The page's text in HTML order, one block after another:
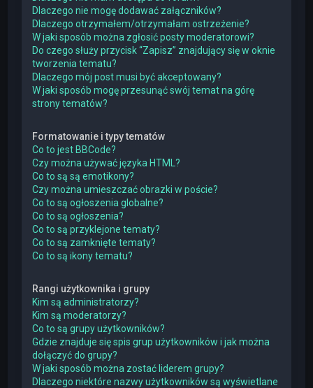
Dlaczego nie mogę dodawać załączników?
Dlaczego otrzymałem/otrzymałam ostrzeżenie?
W jaki sposób można zgłosić posty moderatorowi?
Do czego służy przycisk “Zapisz” znajdujący się w oknie
tworzenia tematu?
Dlaczego mój post musi być akceptowany?
W jaki sposób mogę przesunąć swój temat na górę
strony tematów?
Formatowanie i typy tematów
Co to jest BBCode?
Czy można używać języka HTML?
Co to są są emotikony?
Czy można umieszczać obrazki w poście?
Co to są ogłoszenia globalne?
Co to są ogłoszenia?
Co to są przyklejone tematy?
Co to są zamknięte tematy?
Co to są ikony tematu?
Rangi użytkownika i grupy
Kim są administratorzy?
Kim są moderatorzy?
Co to są grupy użytkowników?
Gdzie znajduje się spis grup użytkowników i jak można
dołączyć do grupy?
W jaki sposób można zostać liderem grupy?
Dlaczego niektóre nazwy użytkowników są wyświetlane